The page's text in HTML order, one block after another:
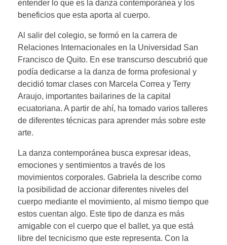
entender lo que es la danza contemporánea y los
beneficios que esta aporta al cuerpo.
Al salir del colegio, se formó en la carrera de
Relaciones Internacionales en la Universidad San
Francisco de Quito. En ese transcurso descubrió que
podía dedicarse a la danza de forma profesional y
decidió tomar clases con Marcela Correa y Terry
Araujo, importantes bailarines de la capital
ecuatoriana. A partir de ahí, ha tomado varios talleres
de diferentes técnicas para aprender más sobre este
arte.
La danza contemporánea busca expresar ideas,
emociones y sentimientos a través de los
movimientos corporales. Gabriela la describe como
la posibilidad de accionar diferentes niveles del
cuerpo mediante el movimiento, al mismo tiempo que
estos cuentan algo. Este tipo de danza es más
amigable con el cuerpo que el ballet, ya que está
libre del tecnicismo que este representa. Con la